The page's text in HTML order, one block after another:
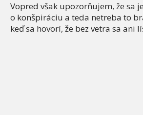
Vopred však upozorňujem, že sa
o konšpiráciu a teda netreba to
keď sa hovorí, že bez vetra sa ani